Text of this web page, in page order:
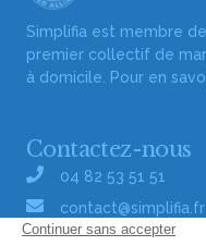
Simplifia est membre
premier collectif de
à domicile. Pour en
Contactez-nous
04 82 53 51 51
contact@simplifia.fr